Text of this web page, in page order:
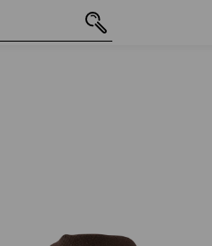
310,97 Kč